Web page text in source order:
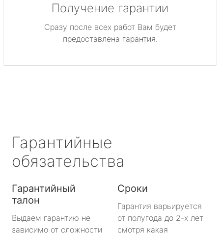
Получение гарантии
Сразу после всех работ Вам будет
предоставлена гарантия.
Гарантийные
обязательства
Гарантийный
талон
Выдаем гарантию не
зависимо от сложности
Сроки
Гарантия варьируется
от полугода до 2-х лет
смотря какая